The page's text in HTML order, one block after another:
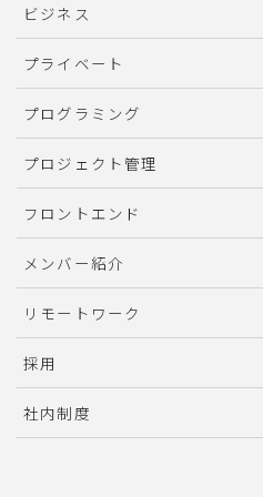
ビジネス
プライベート
プログラミング
プロジェクト管理
フロントエンド
メンバー紹介
リモートワーク
採用
社内制度